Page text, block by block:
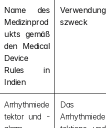
Name des
Medizinprod
ukts gemäß
den Medical
Device
Rules in
Indien
Verwendung
szweck
Arrhythmiede
tektor und -
Das
Arrhythmiede